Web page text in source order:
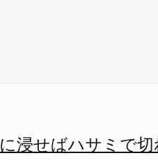
浸せばハサミで